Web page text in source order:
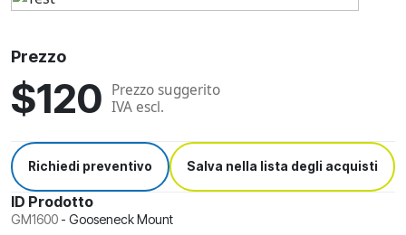
Prezzo
$120 Prezzo suggerito
IVA escl.
Richiedi preventivo Salva nella lista degli acquisti
ID Prodotto
GM1600 - Gooseneck Mount